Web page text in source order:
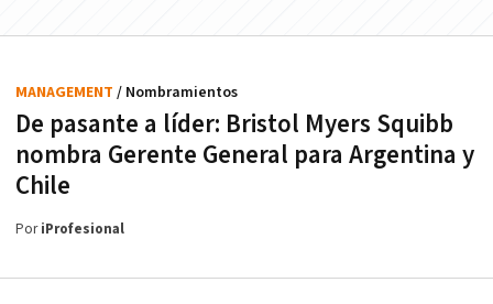
De pasante a líder: Bristol Myers Squibb
nombra Gerente General para Argentina y
Chile
MANAGEMENT / Nombramientos
PoriProfesional